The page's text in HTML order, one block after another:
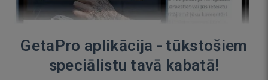
GetaPro aplikācija - tūkstošiem
speciālistu tavā kabatā!